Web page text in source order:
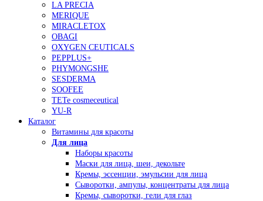
LA PRECIA
MERIQUE
MIRACLETOX
OBAGI
OXYGEN CEUTICALS
PEPPLUS+
PHYMONGSHE
SESDERMA
SOOFEE
TETe cosmeceutical
YU-R
Каталог
Витамины для красоты
Для лица
Наборы красоты
Маски для лица, шеи, декольте
Кремы, эссенции, эмульсии для лица
Сыворотки, ампулы, концентраты для лица
Кремы, сыворотки, гели для глаз